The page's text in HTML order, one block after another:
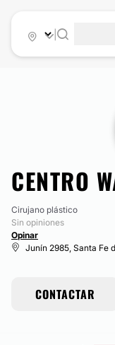
CENTRO
Cirujano plástico
Sin opiniones
Opinar
Junín 2985, Santa Fe
CONTACTAR